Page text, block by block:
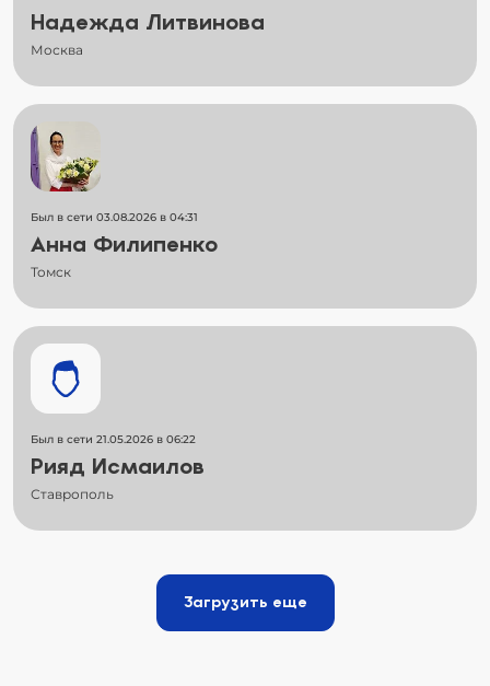
Надежда Литвинова
Москва
Был в сети 03.08.2026 в 04:31
Анна Филипенко
Томск
Был в сети 21.05.2026 в 06:22
Рияд Исмаилов
Ставрополь
Загрузить еще